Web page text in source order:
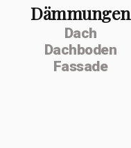
Dämmungen
Dach
Dachboden
Fassade